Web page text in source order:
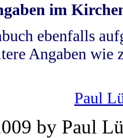
im
ebenfalls
Angaben wie
Paul
by Paul